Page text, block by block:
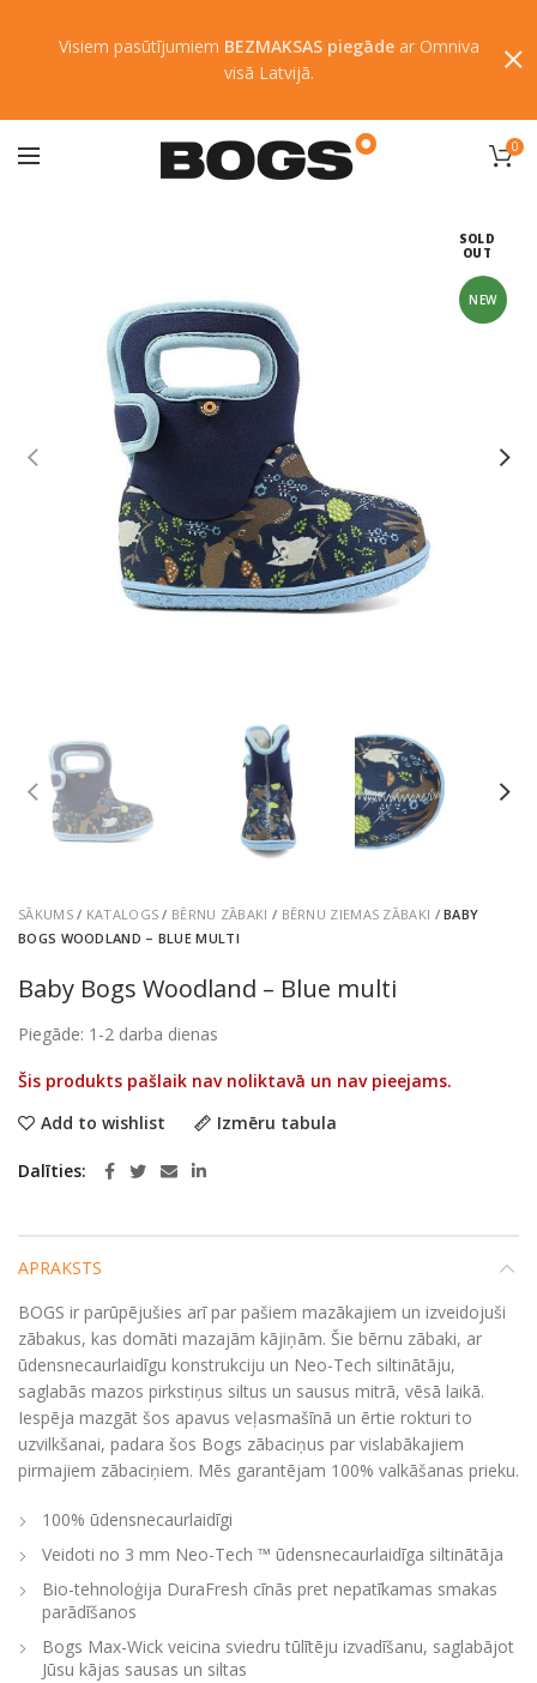
0
SOLD
OUT
NEW
SĀKUMS/ KATALOGS / BĒRNU ZĀBAKI / BĒRNU ZIEMAS ZĀBAKI /BABY
BOGS WOODLAND – BLUE MULTI
Baby Bogs Woodland – Blue multi
Piegāde: 1-2 darba dienas
Šis produkts pašlaik nav noliktavā un nav pieejams.
Add to wishlist
Izmēru tabula
Dalīties
APRAKSTS
BOGS ir parūpējušies arī par pašiem mazākajiem un izveidojuši
zābakus, kas domāti mazajām kājiņām. Šie bērnu zābaki, ar
ūdensnecaurlaidīgu konstrukciju un Neo-Tech siltinātāju,
saglabās mazos pirkstiņus siltus un sausus mitrā, vēsā laikā.
Iespēja mazgāt šos apavus veļasmašīnā un ērtie rokturi to
uzvilkšanai, padara šos Bogs zābaciņus par vislabākajiem
pirmajiem zābaciņiem. Mēs garantējam 100% valkāšanas prieku.
100% ūdensnecaurlaidīgi
Veidoti no 3 mm Neo-Tech ™ ūdensnecaurlaidīga siltinātāja
Bio-tehnoloģija DuraFresh cīnās pret nepatīkamas smakas
parādīšanos
Bogs Max-Wick veicina sviedru tūlītēju izvadīšanu, saglabājot
Jūsu kājas sausas un siltas
Visiem pasūtījumiem BEZMAKSAS piegādear Omniva
visā Latvijā.